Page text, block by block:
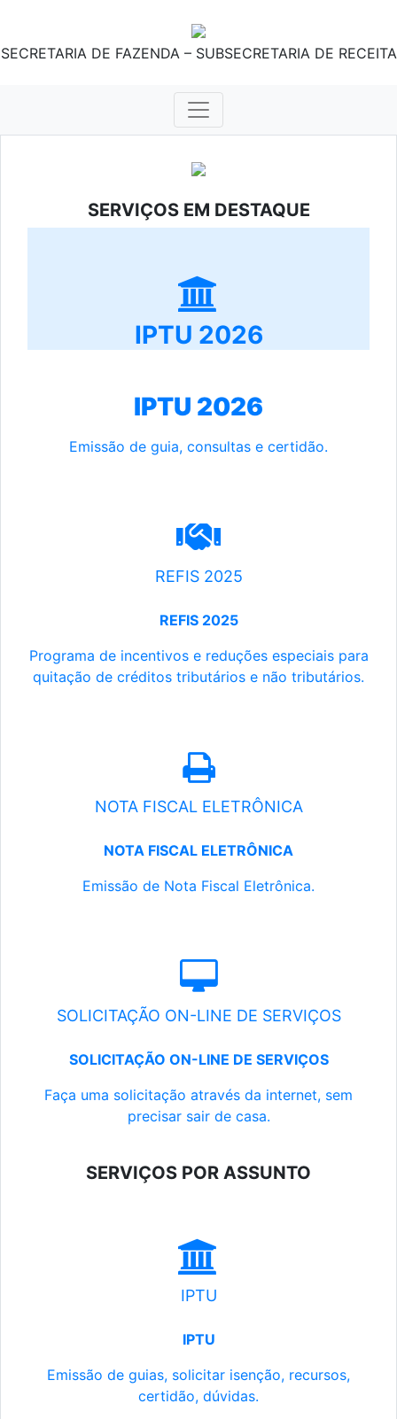
SECRETARIA DE FAZENDA – SUBSECRETARIA DE RECEITA
SERVIÇOS EM DESTAQUE
IPTU 2026
IPTU 2026
Emissão de guia, consultas e certidão.
REFIS 2025
REFIS 2025
Programa de incentivos e reduções especiais para
quitação de créditos tributários e não tributários.
NOTA FISCAL ELETRÔNICA
NOTA FISCAL ELETRÔNICA
Emissão de Nota Fiscal Eletrônica.
SOLICITAÇÃO ON-LINE DE SERVIÇOS
SOLICITAÇÃO ON-LINE DE SERVIÇOS
Faça uma solicitação através da internet, sem
precisar sair de casa.
SERVIÇOS POR ASSUNTO
IPTU
IPTU
Emissão de guias, solicitar isenção, recursos,
certidão, dúvidas.